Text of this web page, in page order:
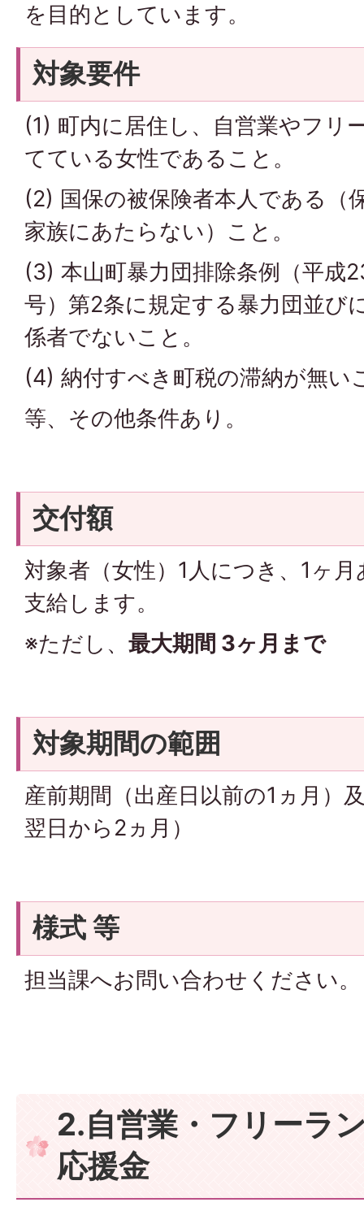
を目的としています。
対象要件
(1) 町内に居住し、自営業やフリ
てている女性であること。
(2) 国保の被保険者本人である（
家族にあたらない）こと。
(3) 本山町暴力団排除条例（平成
号）第2条に規定する暴力団並び
係者でないこと。
(4) 納付すべき町税の滞納が無い
等、その他条件あり。
交付額
対象者（女性）1人につき、1ヶ
支給します。
※ただし、 最大期間 3ヶ月まで
対象期間の範囲
産前期間（出産日以前の1ヵ月）
翌日から2ヵ月）
様式 等
担当課へお問い合わせください。
2.自営業・フリーラ
応援金